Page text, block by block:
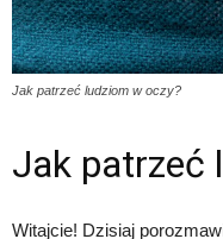
Jak patrzeć ludziom w oczy?
Jak patrzeć
Witajcie! Dzisiaj